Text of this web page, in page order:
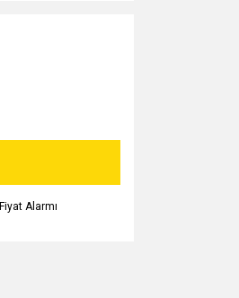
Fiyat Alarmı